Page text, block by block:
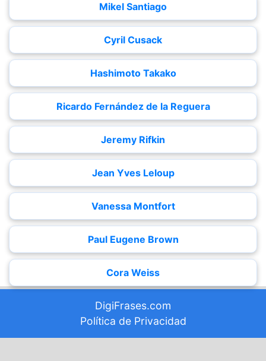
Mikel Santiago
Cyril Cusack
Hashimoto Takako
Ricardo Fernández de la Reguera
Jeremy Rifkin
Jean Yves Leloup
Vanessa Montfort
Paul Eugene Brown
Cora Weiss
DigiFrases.com
Política de Privacidad